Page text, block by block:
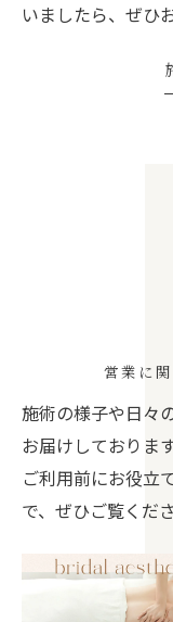
いましたら、ぜひ
営業に
施術の様子や日々
お届けしております
ご利用前にお役立
で、ぜひご覧くださ